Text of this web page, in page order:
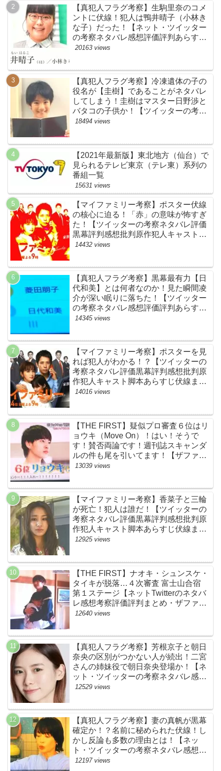
【真犯人フラグ考察】生駒里奈のコメ
ントに伏線！犯人は鴨井晴子（小林き
な子）だった！【ネット・ツイッター
の考察ネタバレ感想評価評判あらすじ
原作犯人キャスト黒幕伏線まとめ・鴨
20163 views
【真犯人フラグ考察】冷凍遺体の子の
役名が【圭樹】であることがネタバレ
してしまう！圭樹はマスター日野渉と
バタコの子供か！【ツイッターの考察
ネタバレ感想評価評判あらすじ原作犯
18494 views
【2021年最新版】東北地方（仙台）で
見られるテレビ東京（テレ東）系列の
番組一覧
15631 views
【マイファミリー考察】ポスター伏線
の核心に迫る！「赤」の意味が怖すぎ
た！【ツイッターの考察ネタバレ評価
黒幕評判感想批判原作犯人キャスト脚
本あらすじ伏線まとめ】
14432 views
【真犯人フラグ考察】黒幕最有力【日
代和美】とは何者なのか！見た瞬間凌
介が深い眠りに落ちた！【ツイッター
の考察ネタバレ感想評価評判あらすじ
原作犯人キャスト黒幕伏線まとめ】
14345 views
【マイファミリー考察】ポスターを見
れば犯人がわかる！？【ツイッターの
考察ネタバレ評価黒幕評判感想批判原
作犯人キャスト脚本あらすじ伏線まと
め】
14016 views
【THE FIRST】疑似プロ審査６位はリ
ョウキ（Move On）！はい！そうで
す！賛否両論です！週刊誌スキャンダ
ルの件も尾を引いてます！【ザファー
スト・ネットのネタバレ感想考察まと
13039 views
【マイファミリー考察】香菜子と三輪
が死亡！犯人は誰だ！【ツイッターの
考察ネタバレ評価黒幕評判感想批判原
作犯人キャスト脚本あらすじ伏線まと
め】
12925 views
【THE FIRST】ナオキ・シュンスケ・
タイキが脱落…４次審査 富士山合宿
第１ステージ【ネットTwitterのネタバ
レ感想考察評価評判まとめ・ザファー
スト・スッキリ・BE:FIRST・ビーフ
12640 views
【真犯人フラグ考察】芳根京子と朝日
奈央の区別がつかない人が続出！二宮
さんの姉妹役で朝日奈央登場か！【ネ
ット・ツイッターの考察ネタバレ感想
評価評判あらすじ原作犯人キャスト黒
12529 views
【真犯人フラグ考察】妻の真帆が黒幕
確定か！？名前に秘められた伏線！し
かし反論も多数の理由とは！【ネッ
ト・ツイッターの考察ネタバレ感想評
価評判あらすじ原作犯人キャスト黒幕
12197 views